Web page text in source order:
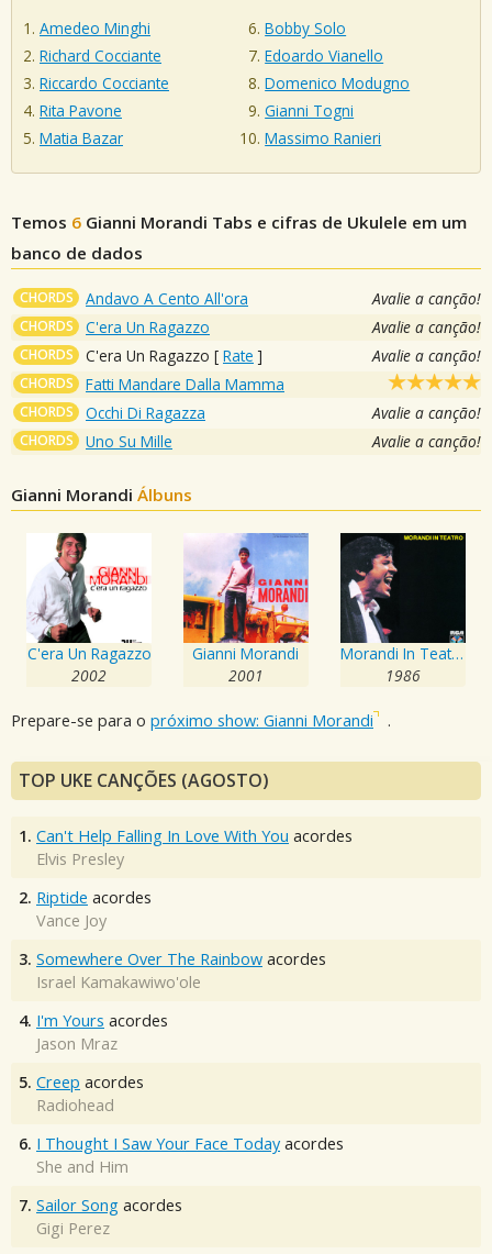
Amedeo Minghi
Richard Cocciante
Riccardo Cocciante
Rita Pavone
Matia Bazar
Bobby Solo
Edoardo Vianello
Domenico Modugno
Gianni Togni
Massimo Ranieri
Temos 6 Gianni Morandi Tabs e cifras de Ukulele em um
banco de dados
CHORDS Andavo A Cento All'ora Avalie a canção!
CHORDS C'era Un Ragazzo Avalie a canção!
CHORDS C'era Un Ragazzo [ Rate ] Avalie a canção!
CHORDS Fatti Mandare Dalla Mamma
CHORDS Occhi Di Ragazza Avalie a canção!
CHORDS Uno Su Mille Avalie a canção!
Gianni Morandi Álbuns
C'era Un Ragazzo
2002
Gianni Morandi
2001
Morandi In Teatro
1986
Prepare-se para o próximo show: Gianni Morandi .
TOP UKE CANÇÕES (AGOSTO)
1. Can't Help Falling In Love With You acordes
Elvis Presley
2. Riptide acordes
Vance Joy
3. Somewhere Over The Rainbow acordes
Israel Kamakawiwo'ole
4. I'm Yours acordes
Jason Mraz
5. Creep acordes
Radiohead
6. I Thought I Saw Your Face Today acordes
She and Him
7. Sailor Song acordes
Gigi Perez